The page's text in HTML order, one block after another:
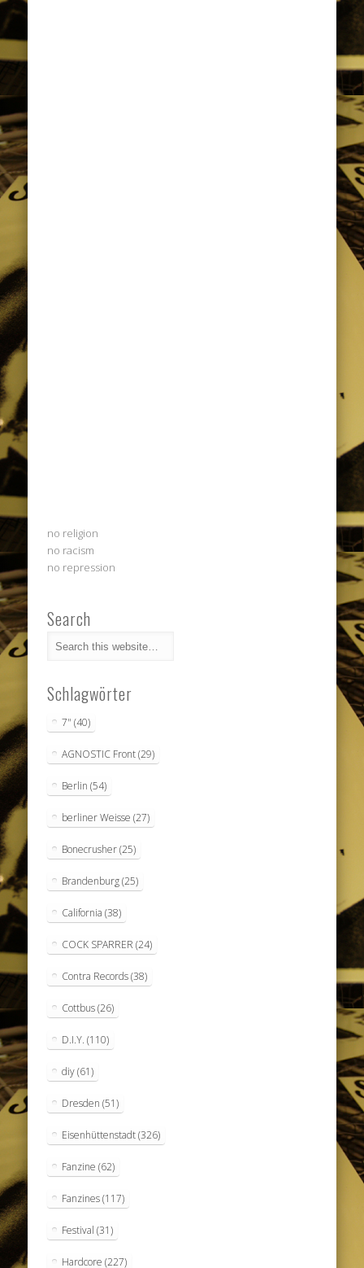
no religion
no racism
no repression
Search
Schlagwörter
7" (40)
AGNOSTIC Front(29)
Berlin (54)
berliner Weisse (27)
Bonecrusher(25)
Brandenburg(25)
California (38)
COCK SPARRER (24)
Contra Records(38)
Cottbus(26)
D.I.Y. (110)
diy(61)
Dresden (51)
Eisenhüttenstadt(326)
Fanzine (62)
Fanzines(117)
Festival (31)
Hardcore (227)